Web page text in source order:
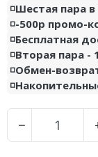
◽️Шестая пара
◽️-500р промо-
◽️Бесплатная
◽️Вторая пара -
◽️Обмен-
−